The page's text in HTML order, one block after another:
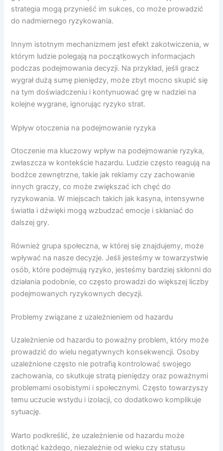
strategia mogą przynieść im sukces, co może prowadzić
do nadmiernego ryzykowania.
Innym istotnym mechanizmem jest efekt zakotwiczenia, w
którym ludzie polegają na początkowych informacjach
podczas podejmowania decyzji. Na przykład, jeśli gracz
wygrał dużą sumę pieniędzy, może zbyt mocno skupić się
na tym doświadczeniu i kontynuować grę w nadziei na
kolejne wygrane, ignorując ryzyko strat.
Wpływ otoczenia na podejmowanie ryzyka
Otoczenie ma kluczowy wpływ na podejmowanie ryzyka,
zwłaszcza w kontekście hazardu. Ludzie często reagują na
bodźce zewnętrzne, takie jak reklamy czy zachowanie
innych graczy, co może zwiększać ich chęć do
ryzykowania. W miejscach takich jak kasyna, intensywne
światła i dźwięki mogą wzbudzać emocje i skłaniać do
dalszej gry.
Również grupa społeczna, w której się znajdujemy, może
wpływać na nasze decyzje. Jeśli jesteśmy w towarzystwie
osób, które podejmują ryzyko, jesteśmy bardziej skłonni do
działania podobnie, co często prowadzi do większej liczby
podejmowanych ryzykownych decyzji.
Problemy związane z uzależnieniem od hazardu
Uzależnienie od hazardu to poważny problem, który może
prowadzić do wielu negatywnych konsekwencji. Osoby
uzależnione często nie potrafią kontrolować swojego
zachowania, co skutkuje stratą pieniędzy oraz poważnymi
problemami osobistymi i społecznymi. Często towarzyszy
temu uczucie wstydu i izolacji, co dodatkowo komplikuje
sytuację.
Warto podkreślić, że uzależnienie od hazardu może
dotknąć każdego, niezależnie od wieku czy statusu